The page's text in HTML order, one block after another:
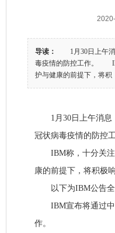
导读：
1月30日上午消
毒疫情的防控工作。
护与健康的前提下，将积
1月30日上午消息，
冠状病毒疫情的防控工
IBM称，十分关注
康的前提下，将积极
以下为IBM公告全
IBM宣布将通过中
作。